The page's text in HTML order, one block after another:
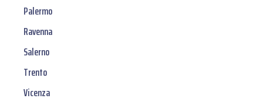
Palermo
Ravenna
Salerno
Trento
Vicenza